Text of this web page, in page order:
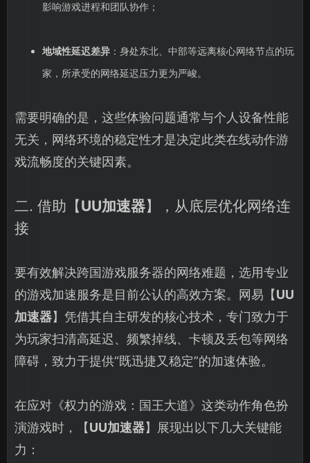
影响游戏进程和团队协作；
地域性延迟差异：身处东北、中部等远离核心网络节点的玩
家，所承受的网络延迟压力更为严峻。
需要明确的是，这些体验问题通常与个人设备性能
无关，网络环境的稳定性才是决定此类在线动作游
戏流畅度的关键因素。
二. 借助【UU加速器】，从底层优化网络连
接
要有效解决跨国游戏服务器的网络难题，选用专业
的游戏加速服务是目前公认的高效方案。网易【UU
加速器】凭借其自主研发的核心技术，专门致力于
为玩家扫清高延迟、频繁掉线、卡顿及丢包等网络
障碍，致力于提供“既迅捷又稳定”的加速体验。
在应对《权力的游戏：国王大道》这类动作角色扮
演游戏时，【UU加速器】展现出以下几大关键能
力：